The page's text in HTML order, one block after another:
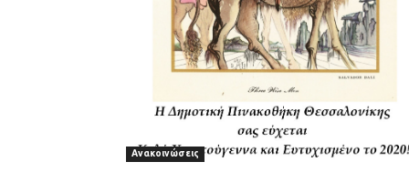
Ανακοινώσεις